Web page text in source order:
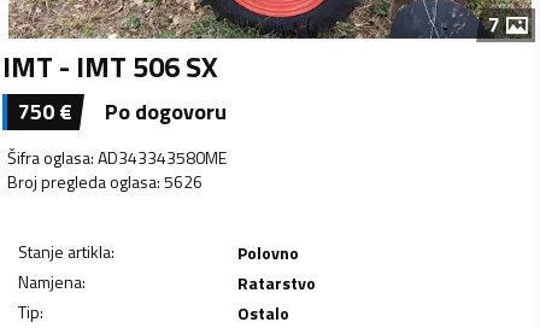
7
IMT - IMT 506 SX
750€ Po dogovoru
Šifra oglasa:AD343343580ME
Broj pregleda oglasa:5626
Stanje artikla:
Polovno
Namjena:
Ratarstvo
Tip:
Ostalo